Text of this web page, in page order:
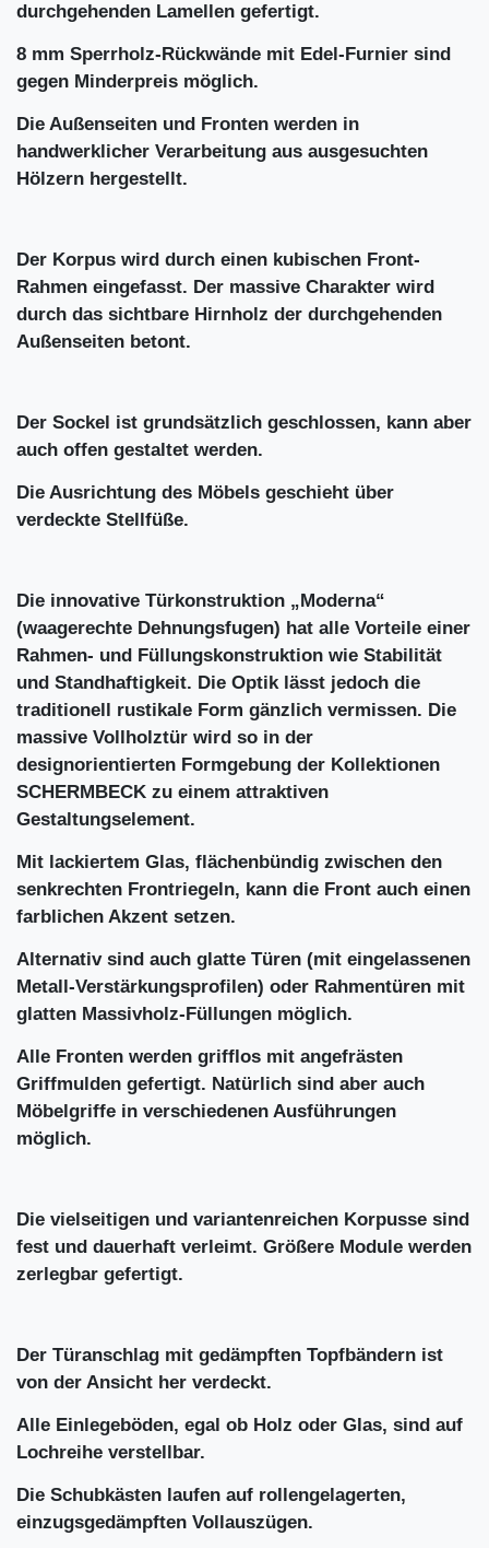
durchgehenden Lamellen gefertigt.
8 mm Sperrholz-Rückwände mit Edel-Furnier sind
gegen Minderpreis möglich.
Die Außenseiten und Fronten werden in
handwerklicher Verarbeitung aus ausgesuchten
Hölzern hergestellt.
Der Korpus wird durch einen kubischen Front-
Rahmen eingefasst. Der massive Charakter wird
durch das sichtbare Hirnholz der durchgehenden
Außenseiten betont.
Der Sockel ist grundsätzlich geschlossen, kann aber
auch offen gestaltet werden.
Die Ausrichtung des Möbels geschieht über
verdeckte Stellfüße.
Die innovative Türkonstruktion „Moderna“
(waagerechte Dehnungsfugen) hat alle Vorteile einer
Rahmen- und Füllungskonstruktion wie Stabilität
und Standhaftigkeit. Die Optik lässt jedoch die
traditionell rustikale Form gänzlich vermissen. Die
massive Vollholztür wird so in der
designorientierten Formgebung der Kollektionen
SCHERMBECK zu einem attraktiven
Gestaltungselement.
Mit lackiertem Glas, flächenbündig zwischen den
senkrechten Frontriegeln, kann die Front auch einen
farblichen Akzent setzen.
Alternativ sind auch glatte Türen (mit eingelassenen
Metall-Verstärkungsprofilen) oder Rahmentüren mit
glatten Massivholz-Füllungen möglich.
Alle Fronten werden grifflos mit angefrästen
Griffmulden gefertigt. Natürlich sind aber auch
Möbelgriffe in verschiedenen Ausführungen
möglich.
Die vielseitigen und variantenreichen Korpusse sind
fest und dauerhaft verleimt. Größere Module werden
zerlegbar gefertigt.
Der Türanschlag mit gedämpften Topfbändern ist
von der Ansicht her verdeckt.
Alle Einlegeböden, egal ob Holz oder Glas, sind auf
Lochreihe verstellbar.
Die Schubkästen laufen auf rollengelagerten,
einzugsgedämpften Vollauszügen.